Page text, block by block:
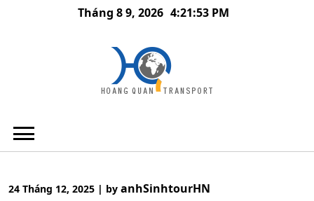
Tháng 8 9, 2026 4:21:54 PM
24 Tháng 12, 2025 | by anhSinhtourHN